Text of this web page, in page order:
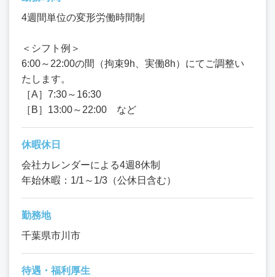
4週間単位の変形労働時間制
＜シフト例＞
6:00～22:00の間（拘束9h、実働8h）にてご調整い
たします。
［A］7:30～16:30
［B］13:00～22:00 など
休暇休日
会社カレンダーによる4週8休制
年始休暇：1/1～1/3（公休日含む）
勤務地
千葉県市川市
待遇・福利厚生